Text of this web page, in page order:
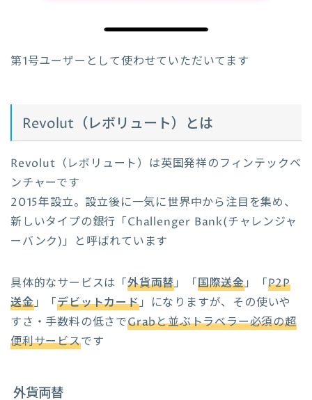
第1号ユーザーとして使わせていただいてます
Revolut（レボリュート）とは
Revolut（レボリュート）は英国発祥のフィンテックベ
ンチャーです
2015年設立。設立後に一気に世界中から注目を集め、
新しいタイプの銀行「Challenger Bank(チャレンジャ
ーバンク)」と呼ばれています
具体的なサービスは「外貨両替」「国際送金」「P2P
送金」「デビットカード」になりますが、その使いや
すさ・手数料の低さでGrabと並ぶトラベラー必須の超
便利サービスです
外貨両替